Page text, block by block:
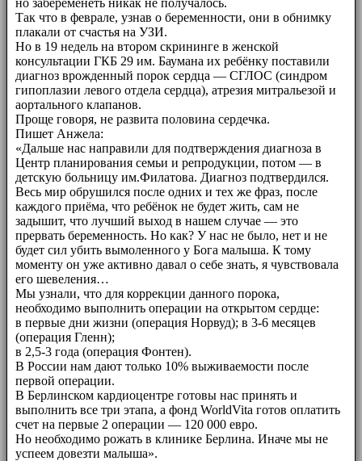
Так что в феврале, узнав о беременности, они в обнимку
плакали от счастья на УЗИ.
Но в 19 недель на втором скрининге в женской
консультации ГКБ 29 им. Баумана их ребёнку поставили
диагноз врожденный порок сердца — СГЛОС (синдром
гипоплазии левого отдела сердца), атрезия митральезой и
аортального клапанов.
Проще говоря, не развита половина сердечка.
Пишет Анжела:
«Дальше нас направили для подтверждения диагноза в
Центр планирования семьи и репродукции, потом — в
детскую больницу им.Филатова. Диагноз подтвердился.
Весь мир обрушился после одних и тех же фраз, после
каждого приёма, что ребёнок не будет жить, сам не
задышит, что лучший выход в нашем случае — это
прервать беременность. Но как? У нас не было, нет и не
будет сил убить вымоленного у Бога малыша. К тому
моменту он уже активно давал о себе знать, я чувствовала
его шевеления…
Мы узнали, что для коррекции данного порока,
необходимо выполнить операции на открытом сердце:
в первые дни жизни (операция Норвуд); в 3-6 месяцев
(операция Гленн);
в 2,5-3 года (операция Фонтен).
В России нам дают только 10% выживаемости после
первой операции.
В Берлинском кардиоцентре готовы нас принять и
выполнить все три этапа, а фонд WorldVita готов оплатить
счет на первые 2 операции — 120 000 евро.
Но необходимо рожать в клинике Берлина. Иначе мы не
успеем довезти малыша».